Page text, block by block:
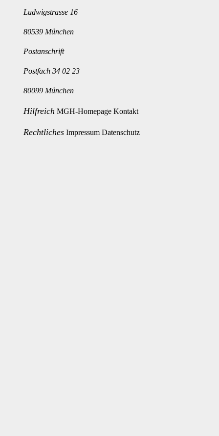
Ludwigstrasse 16
80539 München
Postanschrift
Postfach 34 02 23
80099 München
Hilfreich MGH-Homepage Kontakt
Rechtliches Impressum Datenschutz